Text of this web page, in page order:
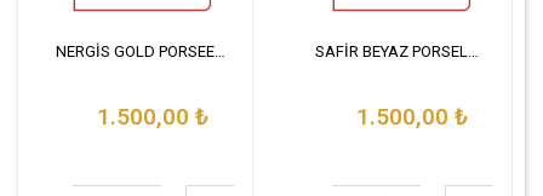
NERGİS GOLD PORSEEN BAHARAT TAKIMI 10 PARÇA
1.500,00 ₺
SAFİR BEYAZ PORSELEN BAHARAT TAKIMI 10 PARÇA
1.500,00 ₺